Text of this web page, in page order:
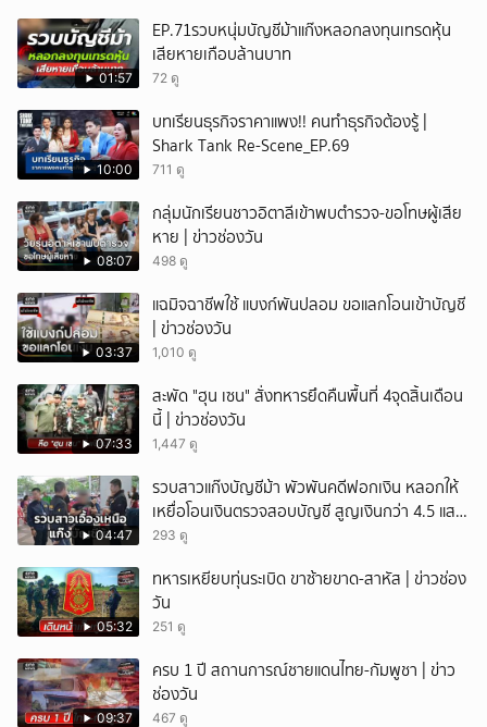
01:57
EP.71รวบหนุ่มบัญชีม้าแก๊งหลอกลงทุนเทรดหุ้น
เสียหายเกือบล้านบาท
72 ดู
10:00
บทเรียนธุรกิจราคาแพง!! คนทำธุรกิจต้องรู้ |
Shark Tank Re-Scene_EP.69
711 ดู
08:07
กลุ่มนักเรียนชาวอิตาลีเข้าพบตำรวจ-ขอโทษผู้เสีย
หาย | ข่าวช่องวัน
498 ดู
03:37
แฉมิจฉาชีพใช้ แบงก์พันปลอม ขอแลกโอนเข้าบัญชี
| ข่าวช่องวัน
1,010 ดู
07:33
สะพัด "ฮุน เซน" สั่งทหารยึดคืนพื้นที่ 4จุดสิ้นเดือน
นี้ | ข่าวช่องวัน
1,447 ดู
04:47
รวบสาวแก๊งบัญชีม้า พัวพันคดีฟอกเงิน หลอกให้
เหยื่อโอนเงินตรวจสอบบัญชี สูญเงินกว่า 4.5 แสน
บาท
293 ดู
05:32
ทหารเหยียบทุ่นระเบิด ขาซ้ายขาด-สาหัส | ข่าวช่อง
วัน
251 ดู
09:37
ครบ 1 ปี สถานการณ์ชายแดนไทย-กัมพูชา | ข่าว
ช่องวัน
467 ดู